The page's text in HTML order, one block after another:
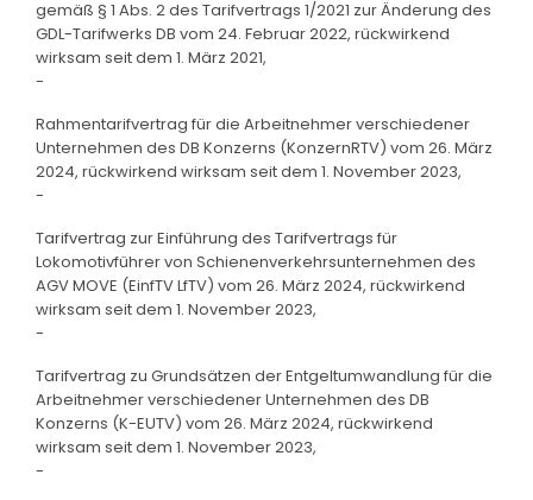
gemäß § 1 Abs. 2 des Tarifvertrags 1/2021 zur Änderung des
GDL-Tarifwerks DB vom 24. Februar 2022, rückwirkend
wirksam seit dem 1. März 2021,
-
Rahmentarifvertrag für die Arbeitnehmer verschiedener
Unternehmen des DB Konzerns (KonzernRTV) vom 26. März
2024, rückwirkend wirksam seit dem 1. November 2023,
-
Tarifvertrag zur Einführung des Tarifvertrags für
Lokomotivführer von Schienenverkehrsunternehmen des
AGV MOVE (EinfTV LfTV) vom 26. März 2024, rückwirkend
wirksam seit dem 1. November 2023,
-
Tarifvertrag zu Grundsätzen der Entgeltumwandlung für die
Arbeitnehmer verschiedener Unternehmen des DB
Konzerns (K-EUTV) vom 26. März 2024, rückwirkend
wirksam seit dem 1. November 2023,
-